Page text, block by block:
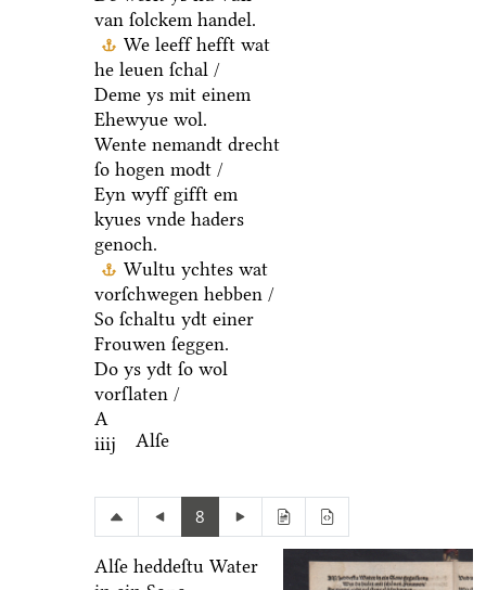
van ſolckem handel.
We leeff hefft wat
he leuen ſchal /
Deme ys mit einem
Ehewyue wol.
Wente nemandt drecht
ſo hogen modt /
Eyn wyff gifft em
kyues vnde haders
genoch.
Wultu ychtes wat
vorſchwegen hebben /
So ſchaltu ydt einer
Frouwen ſeggen.
Do ys ydt ſo wol
vorſlaten /
A
iiij
Alſe
8
Alſe heddeſtu Water